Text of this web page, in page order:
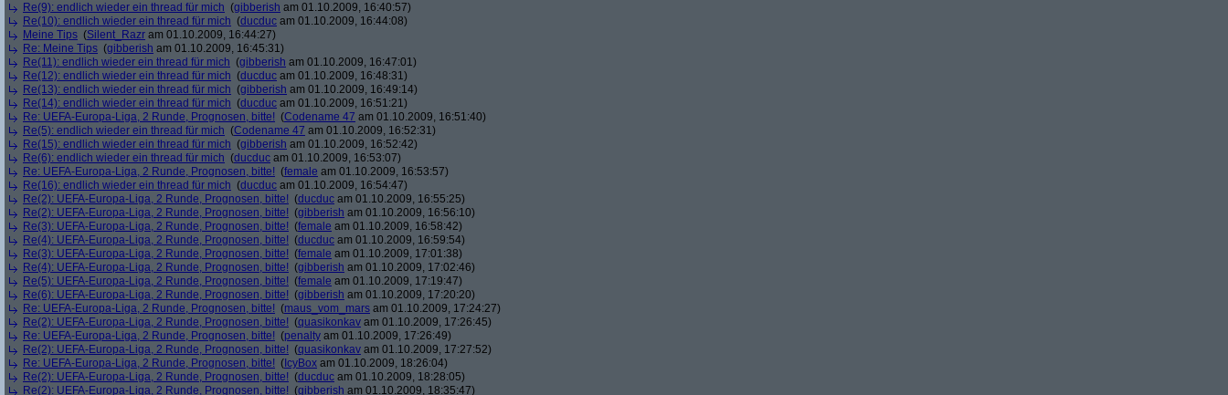
Re(9): endlich wieder ein thread für mich (gibberish am 01.10.2009, 16:40:57)
Re(10): endlich wieder ein thread für mich (ducduc am 01.10.2009, 16:44:08)
Meine Tips (Silent_Razr am 01.10.2009, 16:44:27)
Re: Meine Tips (gibberish am 01.10.2009, 16:45:31)
Re(11): endlich wieder ein thread für mich (gibberish am 01.10.2009, 16:47:01)
Re(12): endlich wieder ein thread für mich (ducduc am 01.10.2009, 16:48:31)
Re(13): endlich wieder ein thread für mich (gibberish am 01.10.2009, 16:49:14)
Re(14): endlich wieder ein thread für mich (ducduc am 01.10.2009, 16:51:21)
Re: UEFA-Europa-Liga, 2 Runde, Prognosen, bitte! (Codename 47 am 01.10.2009, 16:51:40)
Re(5): endlich wieder ein thread für mich (Codename 47 am 01.10.2009, 16:52:31)
Re(15): endlich wieder ein thread für mich (gibberish am 01.10.2009, 16:52:42)
Re(6): endlich wieder ein thread für mich (ducduc am 01.10.2009, 16:53:07)
Re: UEFA-Europa-Liga, 2 Runde, Prognosen, bitte! (female am 01.10.2009, 16:53:57)
Re(16): endlich wieder ein thread für mich (ducduc am 01.10.2009, 16:54:47)
Re(2): UEFA-Europa-Liga, 2 Runde, Prognosen, bitte! (ducduc am 01.10.2009, 16:55:25)
Re(2): UEFA-Europa-Liga, 2 Runde, Prognosen, bitte! (gibberish am 01.10.2009, 16:56:10)
Re(3): UEFA-Europa-Liga, 2 Runde, Prognosen, bitte! (female am 01.10.2009, 16:58:42)
Re(4): UEFA-Europa-Liga, 2 Runde, Prognosen, bitte! (ducduc am 01.10.2009, 16:59:54)
Re(3): UEFA-Europa-Liga, 2 Runde, Prognosen, bitte! (female am 01.10.2009, 17:01:38)
Re(4): UEFA-Europa-Liga, 2 Runde, Prognosen, bitte! (gibberish am 01.10.2009, 17:02:46)
Re(5): UEFA-Europa-Liga, 2 Runde, Prognosen, bitte! (female am 01.10.2009, 17:19:47)
Re(6): UEFA-Europa-Liga, 2 Runde, Prognosen, bitte! (gibberish am 01.10.2009, 17:20:20)
Re: UEFA-Europa-Liga, 2 Runde, Prognosen, bitte! (maus_vom_mars am 01.10.2009, 17:24:27)
Re(2): UEFA-Europa-Liga, 2 Runde, Prognosen, bitte! (quasikonkav am 01.10.2009, 17:26:45)
Re: UEFA-Europa-Liga, 2 Runde, Prognosen, bitte! (penalty am 01.10.2009, 17:26:49)
Re(2): UEFA-Europa-Liga, 2 Runde, Prognosen, bitte! (quasikonkav am 01.10.2009, 17:27:52)
Re: UEFA-Europa-Liga, 2 Runde, Prognosen, bitte! ( IcyBox am 01.10.2009, 18:26:04)
Re(2): UEFA-Europa-Liga, 2 Runde, Prognosen, bitte! (ducduc am 01.10.2009, 18:28:05)
Re(2): UEFA-Europa-Liga, 2 Runde, Prognosen, bitte! (gibberish am 01.10.2009, 18:35:47)